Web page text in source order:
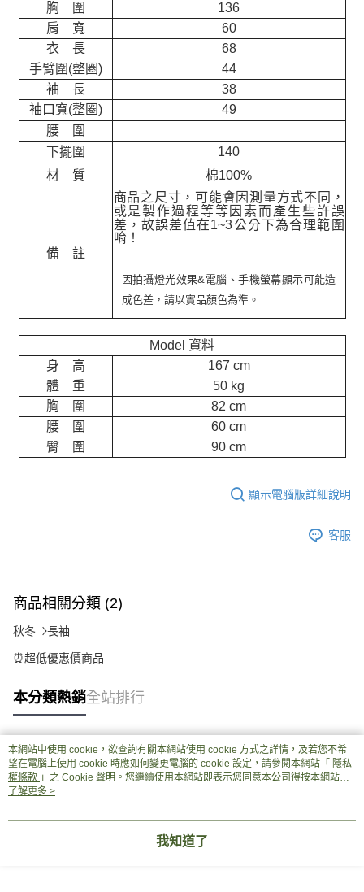
胸 圍
136
肩 寬
60
衣 長
68
手臂圍(整圈)
44
袖 長
38
袖口寬(整圈)
49
腰 圍
下擺圍
140
材 質
棉100%
備 註
商品之尺寸，可能會因測量方式不同，
或是製作過程等等因素而產生些許誤
差，故誤差值在1~3公分下為合理範圍
唷！
因拍攝燈光效果&電腦、手機螢幕顯示可能造
成色差，請以實品顏色為準。
Model 資料
身 高
167 cm
體 重
50 kg
胸 圍
82 cm
腰 圍
60 cm
臀 圍
90 cm
顯示電腦版詳細說明
客服
商品相關分類 (2)
秋冬⇒長袖
⏰超低優惠價商品
本分類熱銷全站排行
熱門標籤
本網站中使用 cookie，欲查詢有關本網站使用 cookie 方式之詳情，及若您不希
望在電腦上使用 cookie 時應如何變更電腦的 cookie 設定，請參閱本網站「 隱私
權條款 」之 Cookie 聲明。您繼續使用本網站即表示您同意本公司得按本網站使
用條款之 Cookie 聲明使用 cookie。
了解更多 >
我知道了